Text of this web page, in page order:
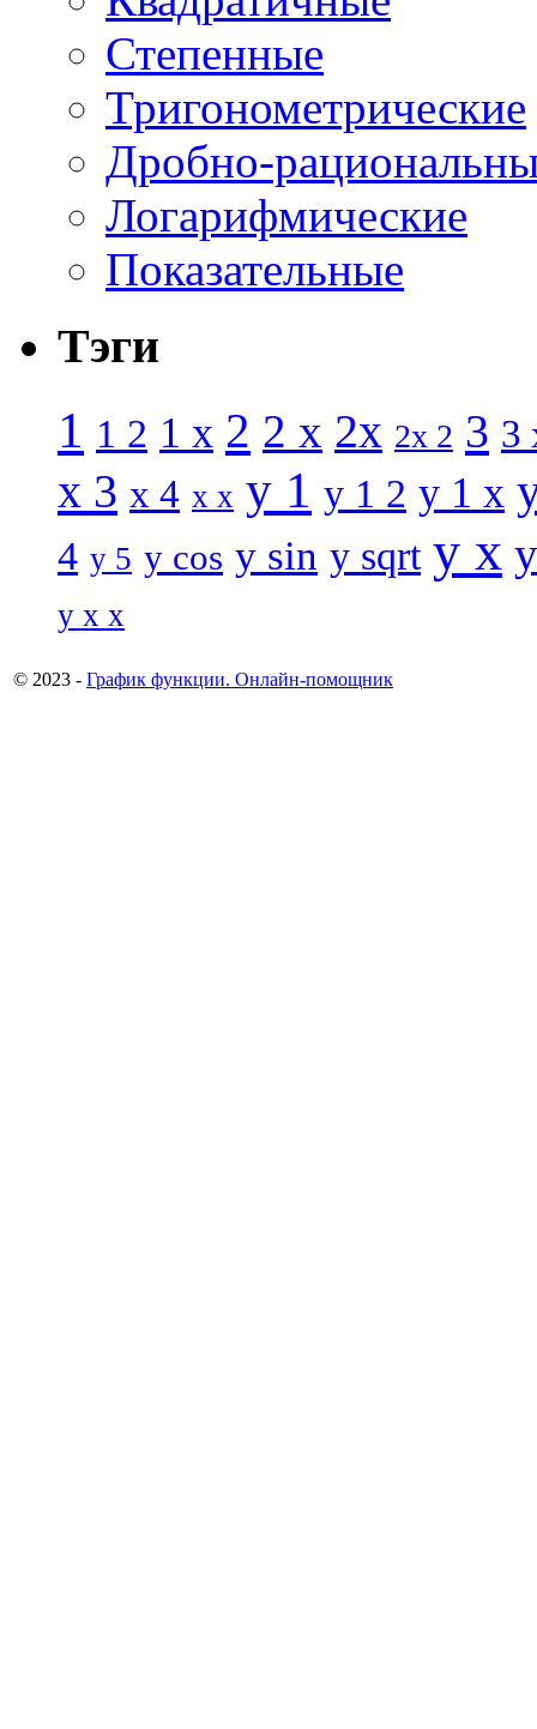
Степенные
Тригонометрические
Дробно-
Логарифмические
Показательные
Тэги
1 1 2 1 x 2 2 x 2x 2x 2 3 3
x 3 x 4 x x y 1 y 1 2 y 1 x
4 y 5 y cos y sin y sqrt y x
y x x
© 2023 - График функции. Онлайн-помощник